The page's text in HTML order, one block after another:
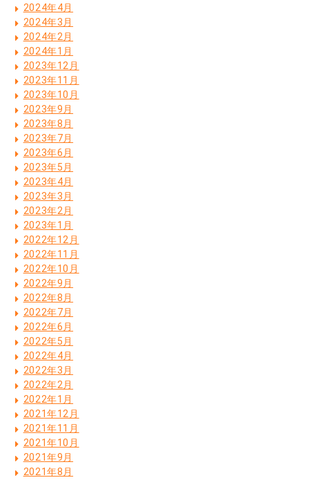
2024年4月
2024年3月
2024年2月
2024年1月
2023年12月
2023年11月
2023年10月
2023年9月
2023年8月
2023年7月
2023年6月
2023年5月
2023年4月
2023年3月
2023年2月
2023年1月
2022年12月
2022年11月
2022年10月
2022年9月
2022年8月
2022年7月
2022年6月
2022年5月
2022年4月
2022年3月
2022年2月
2022年1月
2021年12月
2021年11月
2021年10月
2021年9月
2021年8月